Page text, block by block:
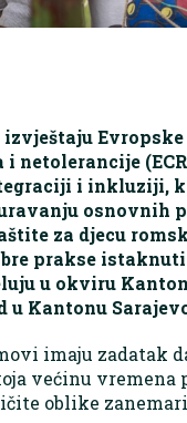
izvještaju
netolerancije
i inkluziji,
osnovnih
za djecu
prakse
u okviru
u Kantonu
imaju zadatak
većinu vremena
oblike